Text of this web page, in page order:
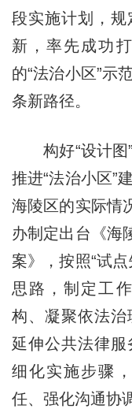
段实施计划，规
新，率先成功
的“法治小区”示
条新路径。
构好“设计图”
推进“法治小区”
海陵区的实际情
办制定出台《海
案》，按照“试
思路，制定工
构、凝聚依法治
延伸公共法律服
细化实施步骤
任、强化沟通协